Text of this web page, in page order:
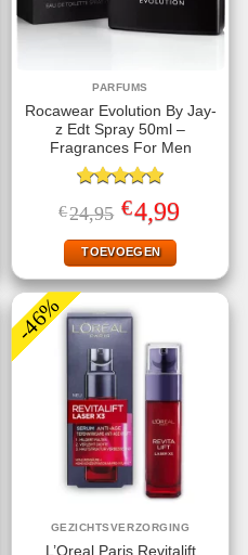
PARFUMS
Rocawear Evolution By Jay-
z Edt Spray 50ml –
Fragrances For Men
Gewaardeerd
5.00uit 5
€24,95 Oorspronkelijke
prijs
was:
€24,95.
€4,99Huidige
prijs
TOEVOEGEN
-46%
GEZICHTSVERZORGING
L’Oreal Paris Revitalift